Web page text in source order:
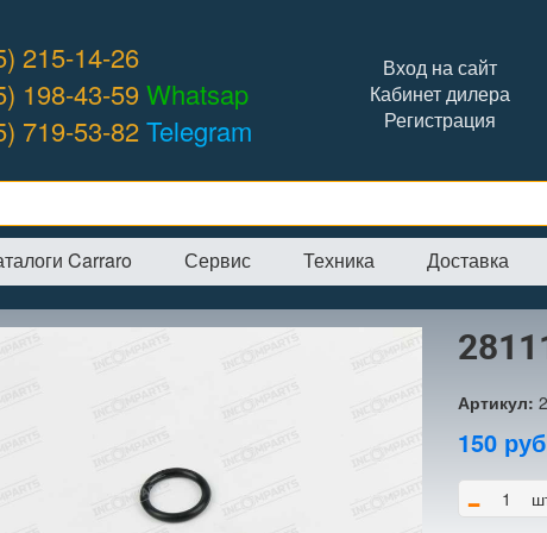
215-14-26
198-43-59Whatsap
719-53-82Telegram
Вход на сайт
Кабинет дилера
Регистрация
Carraro Сервис Техника Доставка
→Интернет-магазин →CARRARO Кольца→28111 кольцо
Артикул:
150 руб
-